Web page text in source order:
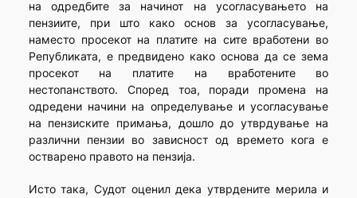
на одредбите за начинот на усогласувањето на
пензиите, при што како основ за усогласување,
наместо просекот на платите на сите вработени во
Републиката, е предвидено како основа да се зема
просекот на платите на вработените во
нестопанството. Според тоа, поради промена на
одредени начини на определување и усогласување
на пензиските примања, дошло до утврдување на
различни пензии во зависност од времето кога е
остварено правото на пензија.
Исто така, Судот оценил дека утврдените мерила и